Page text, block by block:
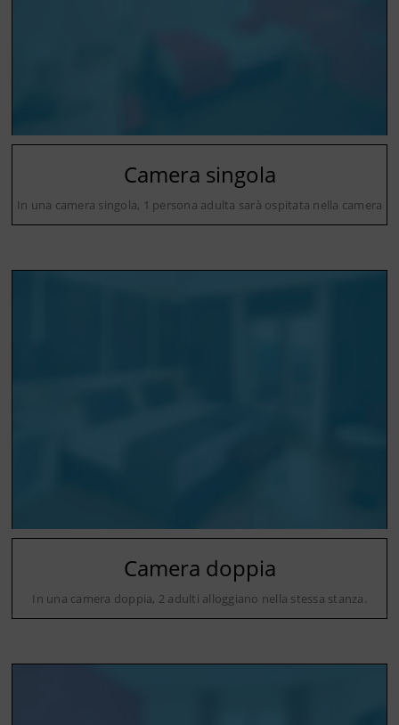
Camera singola
In una camera singola, 1 persona adulta sarà ospitata nella camera
Camera doppia
In una camera doppia, 2 adulti alloggiano nella stessa stanza.